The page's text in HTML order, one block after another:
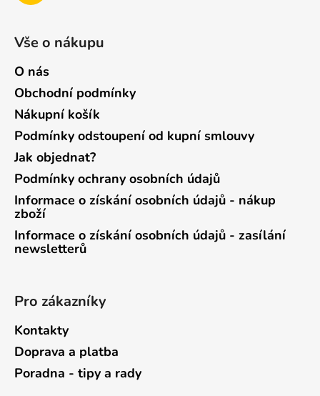
Vše o nákupu
O nás
Obchodní podmínky
Nákupní košík
Podmínky odstoupení od kupní smlouvy
Jak objednat?
Podmínky ochrany osobních údajů
Informace o získání osobních údajů - nákup
zboží
Informace o získání osobních údajů - zasílání
newsletterů
Pro zákazníky
Kontakty
Doprava a platba
Poradna - tipy a rady